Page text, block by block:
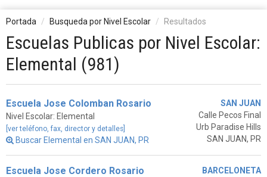
Portada Busqueda por Nivel Escolar Resultados
Escuelas Publicas por Nivel Escolar:
Elemental (981)
Escuela Jose Colomban Rosario
Nivel Escolar: Elemental
[ver teléfono, fax, director y detalles]
Buscar Elemental en SAN JUAN, PR
SAN JUAN
Calle Pecos Final
Urb Paradise Hills
SAN JUAN, PR
Escuela Jose Cordero Rosario
BARCELONETA